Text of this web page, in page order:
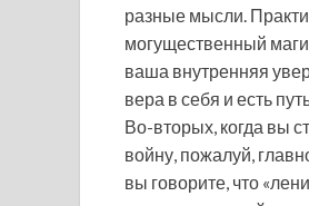
разные мысли.
могущественный
ваша внутренняя
вера в себя и есть
Во-вторых, когда вы
войну, пожалуй,
вы говорите, что